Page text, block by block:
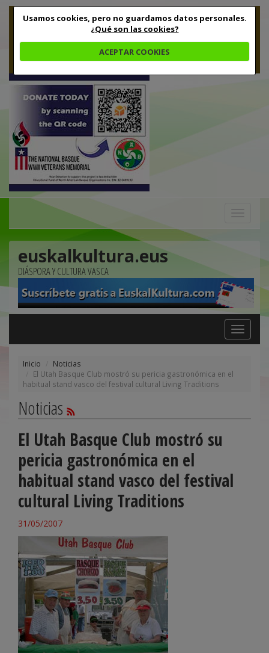
Usamos cookies, pero no guardamos datos personales.
¿Qué son las cookies?
ACEPTAR COOKIES
euskalkultura.eus
DIÁSPORA Y CULTURA VASCA
Toggle
navigation
Inicio
Noticias
El Utah Basque Club mostró su pericia gastronómica en el
habitual stand vasco del festival cultural Living Traditions
Noticias
El Utah Basque Club mostró su
pericia gastronómica en el
habitual stand vasco del festival
cultural Living Traditions
31/05/2007